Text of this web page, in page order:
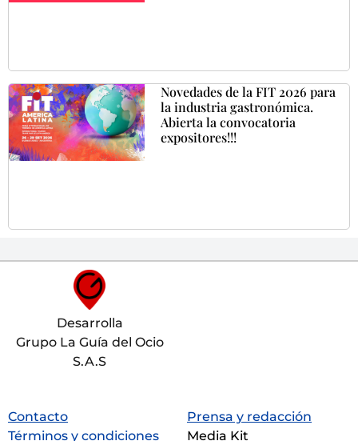
Novedades de la FIT 2026 para
la industria gastronómica.
Abierta la convocatoria
expositores!!!
Desarrolla
Grupo La Guía del Ocio
S.A.S
Contacto
Términos y condiciones
Prensa y redacción
Media Kit